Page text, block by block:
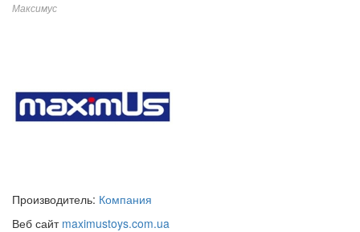
Максимус
Производитель: Компания
Веб сайт maximustoys.com.ua